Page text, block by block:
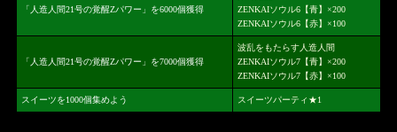
「人造人間21号の覚醒Zパワー」を6000個獲得
ZENKAIソウル6【青】×200
ZENKAIソウル6【赤】×100
「人造人間21号の覚醒Zパワー」を7000個獲得
波乱をもたらす人造人間
ZENKAIソウル7【青】×200
ZENKAIソウル7【赤】×100
スイーツを1000個集めよう スイーツパーティ★1